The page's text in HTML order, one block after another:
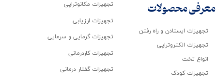
تجهیزات ایستادن و راه رفتن
تجهیزات الکتروتراپی
انواع تخت
تجهیزات کودک
تجهیزات مکانوتراپی
تجهیزات ارزیابی
تجهیزات گرمایی و سرمایی
تجهیزات کاردرمانی
تجهیزات گفتار درمانی
معرفی محصولات